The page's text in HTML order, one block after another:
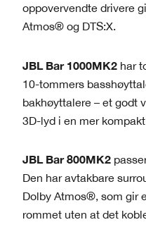
oppovervendte drivere
Atmos® og DTS:X.
JBL Bar 1000MK2 har
10-tommers
bakhøyttalere – et godt
3D-lyd i en mer
JBL Bar 800MK2
Den har avtakbare
Dolby Atmos®, som gir
rommet uten at det